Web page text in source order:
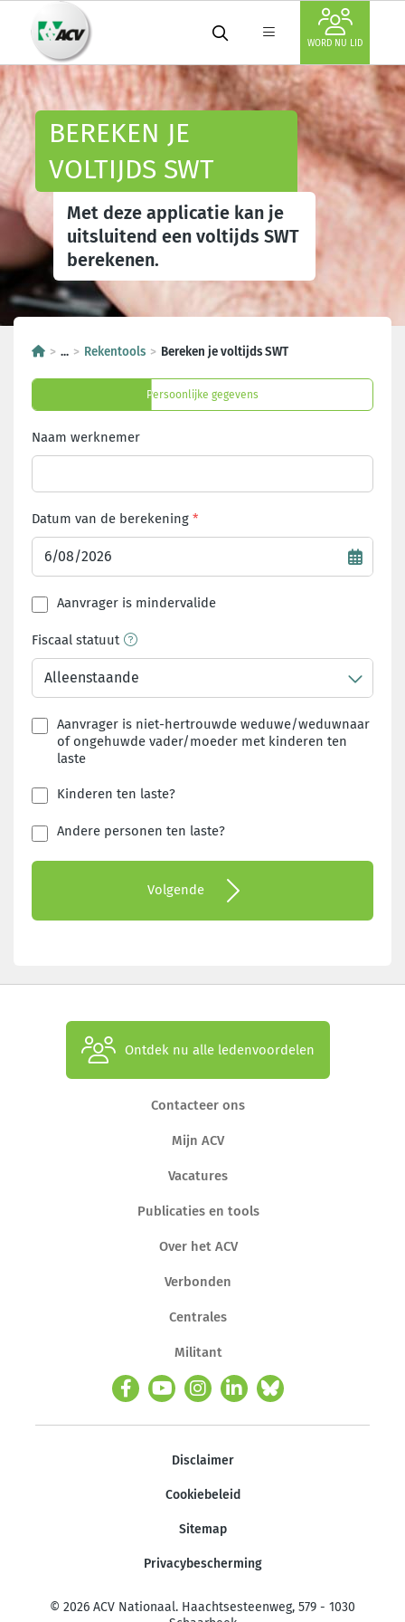
WORD NU LID
BEREKEN JE
VOLTIJDS SWT
Met deze applicatie kan je
uitsluitend een voltijds SWT
berekenen.
... Rekentools Bereken je voltijds SWT
Persoonlijke gegevens
Persoonlijke gegevens
Naam werknemer
Datum van de berekening
Aanvrager is mindervalide
Fiscaal statuut
Alleenstaande
Aanvrager is niet-hertrouwde weduwe/weduwnaar
of ongehuwde vader/moeder met kinderen ten
laste
Kinderen ten laste?
Andere personen ten laste?
Volgende
Ontdek nu alle ledenvoordelen
Contacteer ons
Mijn ACV
Vacatures
Publicaties en tools
Over het ACV
Verbonden
Centrales
Militant
Disclaimer
Cookiebeleid
Sitemap
Privacybescherming
© 2026 ACV Nationaal. Haachtsesteenweg, 579 - 1030